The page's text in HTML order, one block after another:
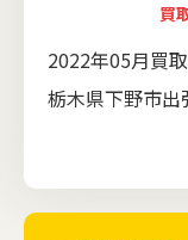
買
2022年05月買
栃木県下野市出